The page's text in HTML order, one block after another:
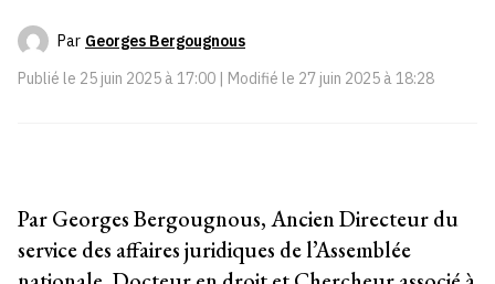
Par Georges Bergougnous
Publié le 25 juin 2025 à 17:00 | Modifié le 27 juin 2025 à 18:28
Par Georges Bergougnous, Ancien Directeur du
service des affaires juridiques de l’Assemblée